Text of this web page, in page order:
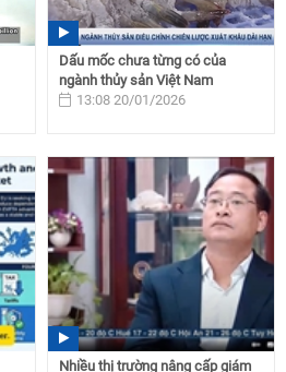
Dấu mốc chưa từng có của
ngành thủy sản Việt Nam
13:08 20/01/2026
Nhiều thị trường nâng cấp giám